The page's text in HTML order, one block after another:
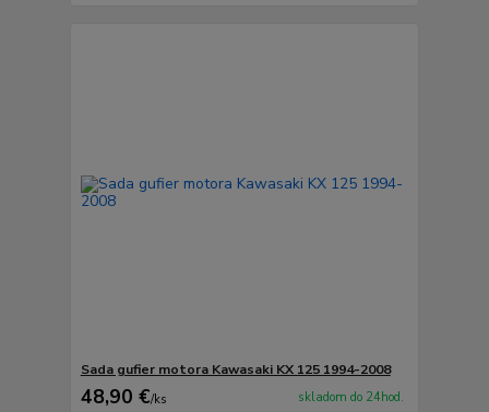
Sada gufier motora Kawasaki KX 125 1994-2008
48,90 €/ks skladom do 24hod.